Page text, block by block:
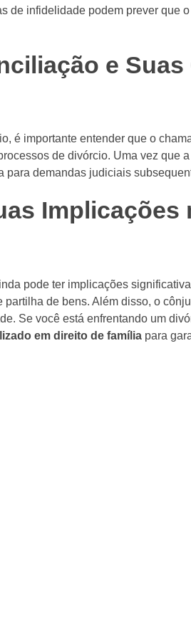
de infidelidade podem prever que
e
é importante entender que o
de divórcio. Uma vez que
para demandas judiciais
Implicações
pode ter implicações
de bens. Além disso, o
Se você está enfrentando um
em direito de família para